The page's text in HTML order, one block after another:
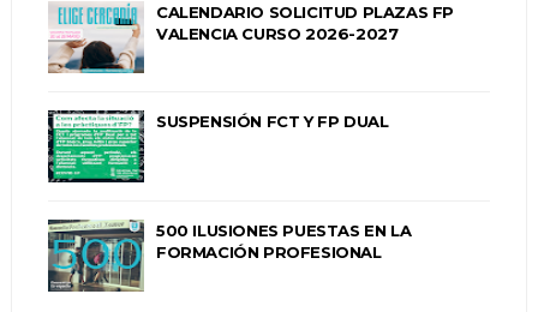
CALENDARIO SOLICITUD PLAZAS FP
VALENCIA CURSO 2026-2027
SUSPENSIÓN FCT Y FP DUAL
500 ILUSIONES PUESTAS EN LA
FORMACIÓN PROFESIONAL